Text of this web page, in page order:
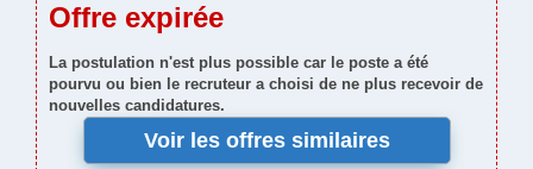
Offre expirée
La postulation n'est plus possible car le poste a été
pourvu ou bien le recruteur a choisi de ne plus recevoir de
nouvelles candidatures.
Voir les offres similaires